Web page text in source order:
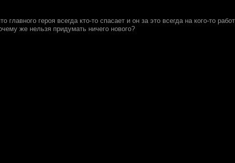
главного героя всегда кто-то спасает и он за это всегда на кого-то
же нельзя придумать ничего нового?